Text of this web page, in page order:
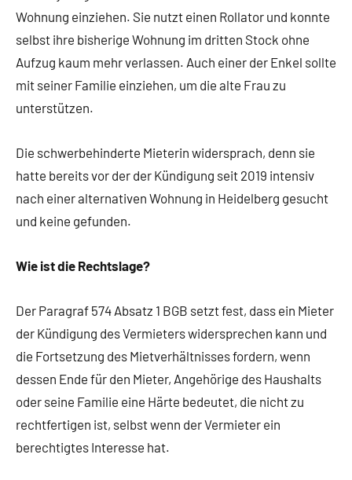
Wohnung einziehen. Sie nutzt einen Rollator und konnte
selbst ihre bisherige Wohnung im dritten Stock ohne
Aufzug kaum mehr verlassen. Auch einer der Enkel sollte
mit seiner Familie einziehen, um die alte Frau zu
unterstützen.
Die schwerbehinderte Mieterin widersprach, denn sie
hatte bereits vor der der Kündigung seit 2019 intensiv
nach einer alternativen Wohnung in Heidelberg gesucht
und keine gefunden.
Wie ist die Rechtslage?
Der Paragraf 574 Absatz 1 BGB setzt fest, dass ein Mieter
der Kündigung des Vermieters widersprechen kann und
die Fortsetzung des Mietverhältnisses fordern, wenn
dessen Ende für den Mieter, Angehörige des Haushalts
oder seine Familie eine Härte bedeutet, die nicht zu
rechtfertigen ist, selbst wenn der Vermieter ein
berechtigtes Interesse hat.